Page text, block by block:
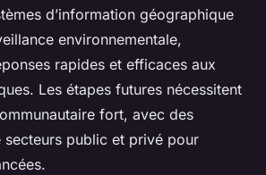
d’information géographique
environnementale,
rapides et efficaces aux
Les étapes futures nécessitent
fort, avec des
secteurs public et privé pour